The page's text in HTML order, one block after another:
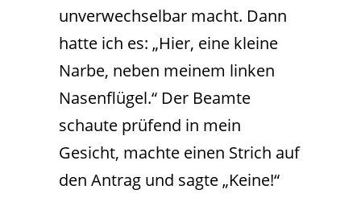
unverwechselbar macht. Dann
hatte ich es: „Hier, eine kleine
Narbe, neben meinem linken
Nasenflügel.“ Der Beamte
schaute prüfend in mein
Gesicht, machte einen Strich auf
den Antrag und sagte „Keine!“